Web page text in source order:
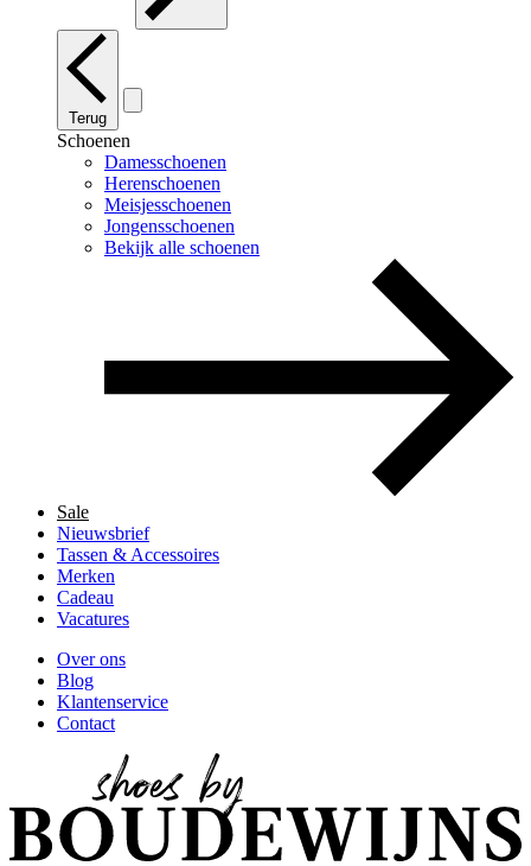
Terug
Schoenen
Damesschoenen
Herenschoenen
Meisjesschoenen
Jongensschoenen
Bekijk alle schoenen
Sale
Nieuwsbrief
Tassen & Accessoires
Merken
Cadeau
Vacatures
Over ons
Blog
Klantenservice
Contact